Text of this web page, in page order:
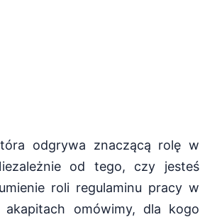
odgrywa znaczącą rolę w
od tego, czy jesteś
roli regulaminu pracy w
omówimy, dla kogo